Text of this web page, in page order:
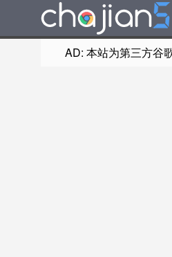
AD: 本站为第三方谷